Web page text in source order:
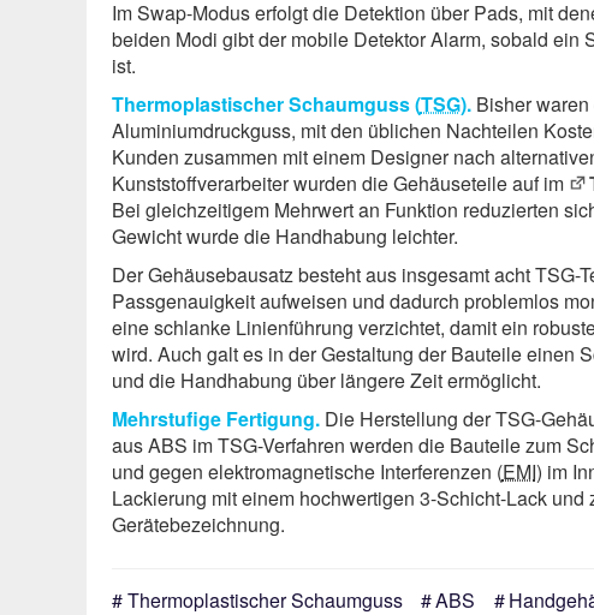
Im Swap-Modus erfolgt die Detektion über Pads, mit
beiden Modi gibt der mobile Detektor Alarm, sobald
ist.
Thermoplastischer Schaumguss (TSG).Bisher waren
Aluminiumdruckguss, mit den üblichen Nachteilen
Kunden zusammen mit einem Designer nach
Kunststoffverarbeiter wurden die Gehäuseteile auf im
Bei gleichzeitigem Mehrwert an Funktion reduzierten
Gewicht wurde die Handhabung leichter.
Der Gehäusebausatz besteht aus insgesamt acht
Passgenauigkeit aufweisen und dadurch problemlos
eine schlanke Linienführung verzichtet, damit ein
wird. Auch galt es in der Gestaltung der Bauteile einen
und die Handhabung über längere Zeit ermöglicht.
Mehrstufige Fertigung.Die Herstellung der TSG-
aus ABS im TSG-Verfahren werden die Bauteile zum
und gegen elektro­magnetische Interferenzen (EMI) im
Lackierung mit einem hochwertigen 3-Schicht-Lack
Gerätebezeichnung.
Thermoplastischer Schaumguss ABS